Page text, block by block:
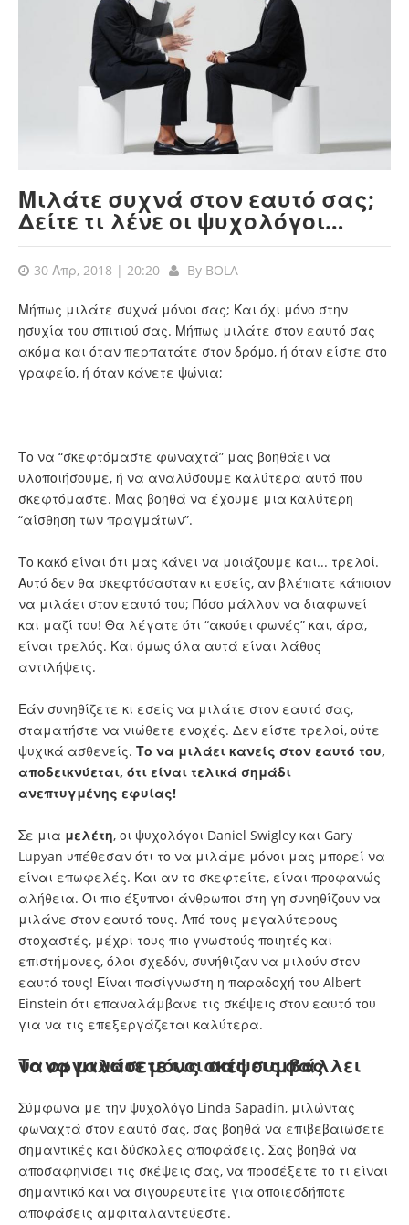
Μιλάτε συχνά στον εαυτό σας;
Δείτε τι λένε οι ψυχολόγοι…
30 Απρ, 2018 | 20:20 By BOLA
Μήπως μιλάτε συχνά μόνοι σας; Και όχι μόνο στην
ησυχία του σπιτιού σας. Μήπως μιλάτε στον εαυτό σας
ακόμα και όταν περπατάτε στον δρόμο, ή όταν είστε στο
γραφείο, ή όταν κάνετε ψώνια;
Το να “σκεφτόμαστε φωναχτά” μας βοηθάει να
υλοποιήσουμε, ή να αναλύσουμε καλύτερα αυτό που
σκεφτόμαστε. Μας βοηθά να έχουμε μια καλύτερη
“αίσθηση των πραγμάτων”.
Το κακό είναι ότι μας κάνει να μοιάζουμε και... τρελοί.
Αυτό δεν θα σκεφτόσασταν κι εσείς, αν βλέπατε κάποιον
να μιλάει στον εαυτό του; Πόσο μάλλον να διαφωνεί
και μαζί του! Θα λέγατε ότι “ακούει φωνές” και, άρα,
είναι τρελός. Και όμως όλα αυτά είναι λάθος
αντιλήψεις.
Εάν συνηθίζετε κι εσείς να μιλάτε στον εαυτό σας,
σταματήστε να νιώθετε ενοχές. Δεν είστε τρελοί, ούτε
ψυχικά ασθενείς. Το να μιλάει κανείς στον εαυτό του,
αποδεικνύεται, ότι είναι τελικά σημάδι
ανεπτυγμένης εφυίας!
Σε μια μελέτη, οι ψυχολόγοι Daniel Swigley και Gary
Lupyan υπέθεσαν ότι το να μιλάμε μόνοι μας μπορεί να
είναι επωφελές. Και αν το σκεφτείτε, είναι προφανώς
αλήθεια. Οι πιο έξυπνοι άνθρωποι στη γη συνηθίζουν να
μιλάνε στον εαυτό τους. Από τους μεγαλύτερους
στοχαστές, μέχρι τους πιο γνωστούς ποιητές και
επιστήμονες, όλοι σχεδόν, συνήθιζαν να μιλούν στον
εαυτό τους! Είναι πασίγνωστη η παραδοχή του Albert
Einstein ότι επαναλάμβανε τις σκέψεις στον εαυτό του
για να τις επεξεργάζεται καλύτερα.
Το να μιλάτε μόνοι σας συμβάλλει να οργανώσετε τις σκέψεις σας
Σύμφωνα με την ψυχολόγο Linda Sapadin, μιλώντας
φωναχτά στον εαυτό σας, σας βοηθά να επιβεβαιώσετε
σημαντικές και δύσκολες αποφάσεις. Σας βοηθά να
αποσαφηνίσει τις σκέψεις σας, να προσέξετε το τι είναι
σημαντικό και να σιγουρευτείτε για οποιεσδήποτε
αποφάσεις αμφιταλαντεύεστε.